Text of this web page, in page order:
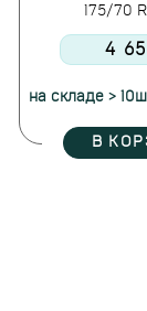
175/70
4
на складе >
В